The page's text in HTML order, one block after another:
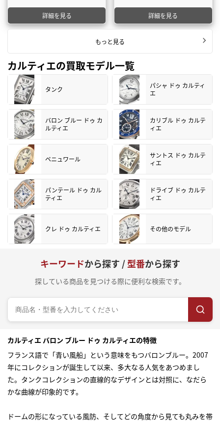
詳細を見る 詳細を見る
もっと見る
カルティエの買取モデル一覧
タンク
パシャ ドゥ カルティ
エ
バロン ブルー ドゥ カ
ルティエ
カリブル ドゥ カルテ
ィエ
ベニュワール
サントス ドゥ カルテ
ィエ
パンテール ドゥ カル
ティエ
ドライブ ドゥ カルテ
ィエ
クレ ドゥ カルティエ その他のモデル
キーワードから探す /型番から探す
探している商品を見つける際に便利な検索です。
カルティエ バロン ブルー ドゥ カルティエの特徴
フランス語で「青い風船」という意味をもつバロンブルー。2007
年にコレクションが誕生して以来、多大なる人気をあつめまし
た。タンクコレクションの直線的なデザインとは対照に、なだら
かな曲線が印象的です。
ドームの形になっている風防、そしてどの角度から見ても丸みを帯